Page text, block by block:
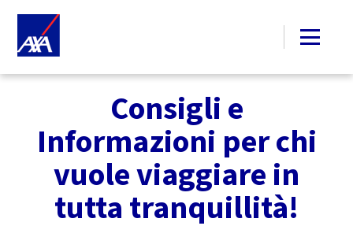
Consigli e
Informazioni per chi
vuole viaggiare in
tutta tranquillità!